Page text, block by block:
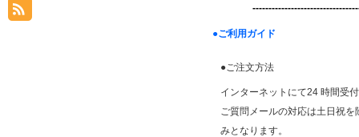
●ご利用ガイド
●ご注文方法
インターネットにて24 時間受
ご質問メールの対応は土日祝
みとなります。